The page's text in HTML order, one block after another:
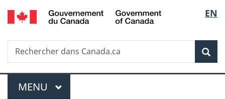
Passer
au
principal
Passer
à
Au
du
Passer
à
version
simplifiée
de
la
EN
Recherche
Rechercher
dans
Menu
MENU PRINCIPAL